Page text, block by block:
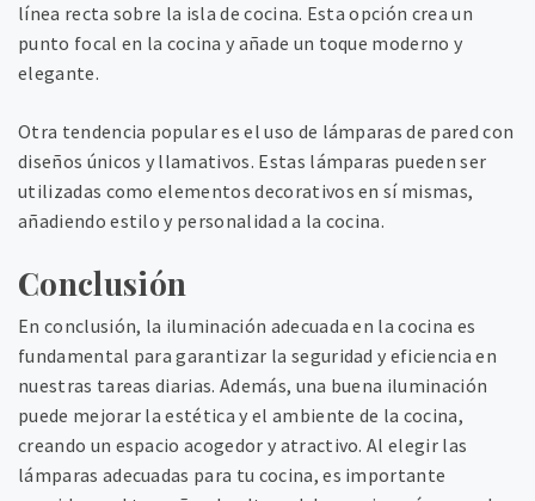
línea recta sobre la isla de cocina. Esta opción crea un
punto focal en la cocina y añade un toque moderno y
elegante.
Otra tendencia popular es el uso de lámparas de pared con
diseños únicos y llamativos. Estas lámparas pueden ser
utilizadas como elementos decorativos en sí mismas,
añadiendo estilo y personalidad a la cocina.
Conclusión
En conclusión, la iluminación adecuada en la cocina es
fundamental para garantizar la seguridad y eficiencia en
nuestras tareas diarias. Además, una buena iluminación
puede mejorar la estética y el ambiente de la cocina,
creando un espacio acogedor y atractivo. Al elegir las
lámparas adecuadas para tu cocina, es importante